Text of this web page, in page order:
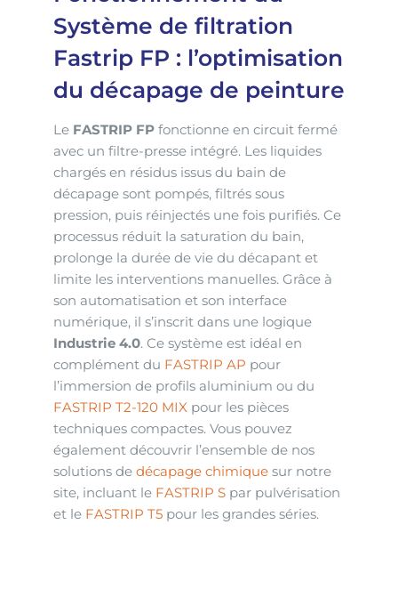
Système de filtration
Fastrip FP : l’optimisation
du décapage de peinture
Le FASTRIP FPfonctionne en circuit fermé
avec un filtre-presse intégré. Les liquides
chargés en résidus issus du bain de
décapage sont pompés, filtrés sous
pression, puis réinjectés une fois purifiés. Ce
processus réduit la saturation du bain,
prolonge la durée de vie du décapant et
limite les interventions manuelles. Grâce à
son automatisation et son interface
numérique, il s’inscrit dans une logique
Industrie 4.0. Ce système est idéal en
complément du FASTRIP AP pour
l’immersion de profils aluminium ou du
FASTRIP T2-120 MIXpour les pièces
techniques compactes. Vous pouvez
également découvrir l’ensemble de nos
solutions de décapage chimiquesur notre
site, incluant le FASTRIP Spar pulvérisation
et le FASTRIP T5pour les grandes séries.